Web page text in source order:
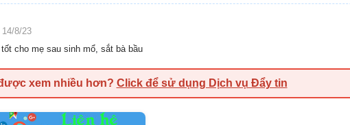
14/8/23
tốt cho mẹ sau sinh mổ, sắt bà bầu
xem nhiều hơn? Click để sử dụng Dịch vụ Đẩy tin